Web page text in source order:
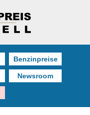
Benzinpreise
Newsroom